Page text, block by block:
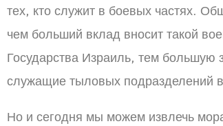
тех, кто служит в боевых частях.
чем больший вклад вносит такой
Государства Израиль, тем большую
служащие тыловых подразделений
Но и сегодня мы можем извлечь